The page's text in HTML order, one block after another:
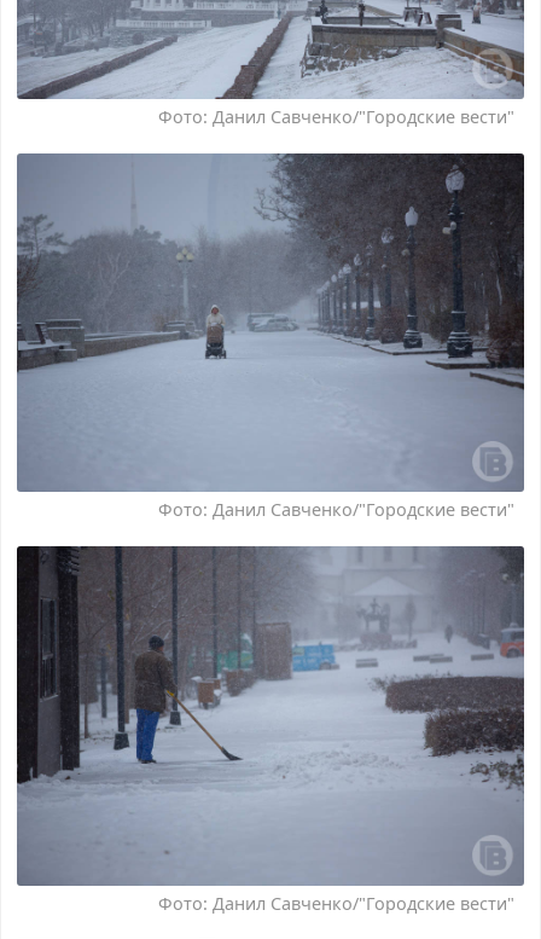
Фото: Данил Савченко/"Городские вести"
Фото: Данил Савченко/"Городские вести"
Фото: Данил Савченко/"Городские вести"